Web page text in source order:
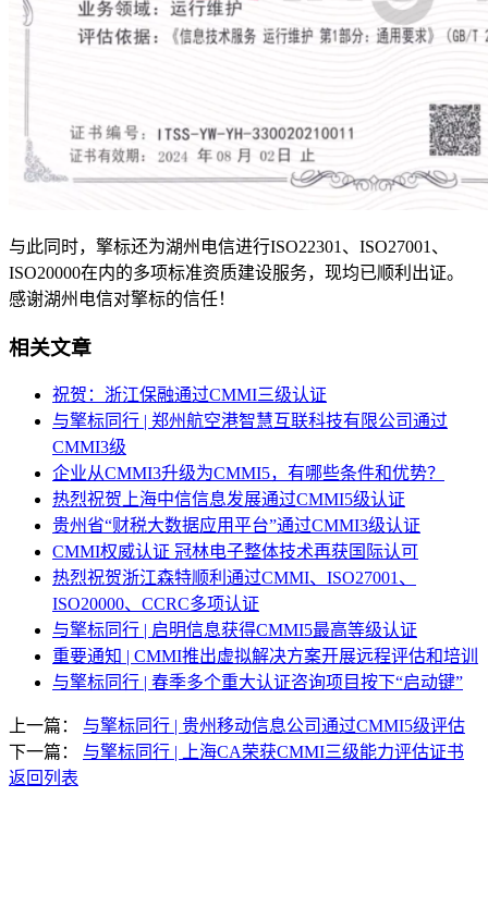
与此同时，擎标还为湖州电信进行ISO22301、ISO27001、
ISO20000在内的多项标准资质建设服务，现均已顺利出证。
感谢湖州电信对擎标的信任！
相关文章
祝贺：浙江保融通过CMMI三级认证
与擎标同行 | 郑州航空港智慧互联科技有限公司通过
CMMI3级
企业从CMMI3升级为CMMI5，有哪些条件和优势？
热烈祝贺上海中信信息发展通过CMMI5级认证
贵州省“财税大数据应用平台”通过CMMI3级认证
CMMI权威认证 冠林电子整体技术再获国际认可
热烈祝贺浙江森特顺利通过CMMI、ISO27001、
ISO20000、CCRC多项认证
与擎标同行 | 启明信息获得CMMI5最高等级认证
重要通知 | CMMI推出虚拟解决方案开展远程评估和培训
与擎标同行 | 春季多个重大认证咨询项目按下“启动键”
上一篇： 与擎标同行 | 贵州移动信息公司通过CMMI5级评估
下一篇： 与擎标同行 | 上海CA荣获CMMI三级能力评估证书
返回列表